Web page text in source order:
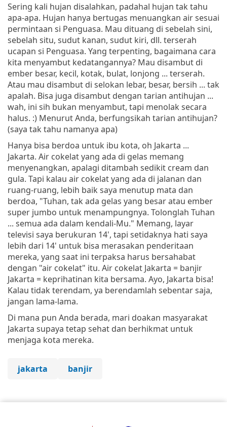
Sering kali hujan disalahkan, padahal hujan tak tahu
apa-apa. Hujan hanya bertugas menuangkan air sesuai
permintaan si Penguasa. Mau dituang di sebelah sini,
sebelah situ, sudut kanan, sudut kiri, dll. terserah
ucapan si Penguasa. Yang terpenting, bagaimana cara
kita menyambut kedatangannya? Mau disambut di
ember besar, kecil, kotak, bulat, lonjong ... terserah.
Atau mau disambut di selokan lebar, besar, bersih ... tak
apalah. Bisa juga disambut dengan tarian antihujan ...
wah, ini sih bukan menyambut, tapi menolak secara
halus. :) Menurut Anda, berfungsikah tarian antihujan?
(saya tak tahu namanya apa)
Hanya bisa berdoa untuk ibu kota, oh Jakarta ...
Jakarta. Air cokelat yang ada di gelas memang
menyenangkan, apalagi ditambah sedikit cream dan
gula. Tapi kalau air cokelat yang ada di jalanan dan
ruang-ruang, lebih baik saya menutup mata dan
berdoa, "Tuhan, tak ada gelas yang besar atau ember
super jumbo untuk menampungnya. Tolonglah Tuhan
... semua ada dalam kendali-Mu." Memang, layar
televisi saya berukuran 14', tapi setidaknya hati saya
lebih dari 14' untuk bisa merasakan penderitaan
mereka, yang saat ini terpaksa harus bersahabat
dengan "air cokelat" itu. Air cokelat Jakarta = banjir
Jakarta = keprihatinan kita bersama. Ayo, Jakarta bisa!
Kalau tidak terendam, ya berendamlah sebentar saja,
jangan lama-lama.
Di mana pun Anda berada, mari doakan masyarakat
Jakarta supaya tetap sehat dan berhikmat untuk
menjaga kota mereka.
jakarta banjir